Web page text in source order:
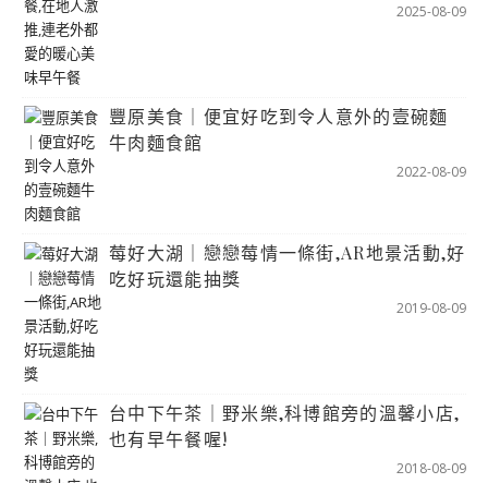
2025-08-09
豐原美食｜便宜好吃到令人意外的壹碗麵
牛肉麵食館
2022-08-09
莓好大湖｜戀戀莓情一條街,AR地景活動,好
吃好玩還能抽獎
2019-08-09
台中下午茶｜野米樂,科博館旁的溫馨小店,
也有早午餐喔!
2018-08-09